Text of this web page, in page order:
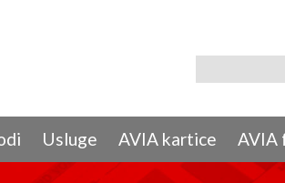
Usluge AVIA kartice AVIA